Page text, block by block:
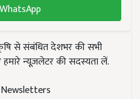
से संबंधित देशभर की सभी
न्यूज़लेटर की सदस्यता लें.